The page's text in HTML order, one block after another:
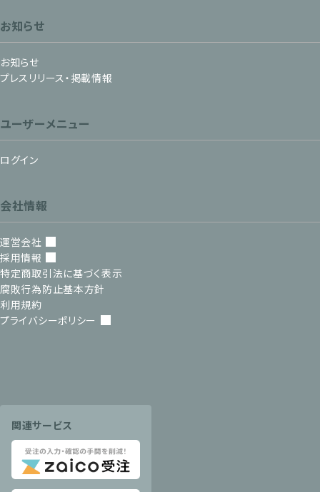
お知らせ
お知らせ
プレスリリース・掲載情報
ユーザーメニュー
ログイン
会社情報
運営会社
採用情報
特定商取引法に基づく表示
腐敗行為防止基本方針
利用規約
プライバシーポリシー
関連サービス